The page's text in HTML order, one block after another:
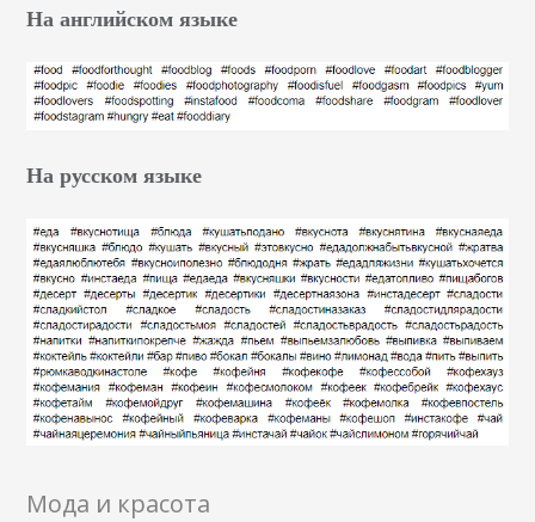
На английском языке
На русском языке
Мода и красота